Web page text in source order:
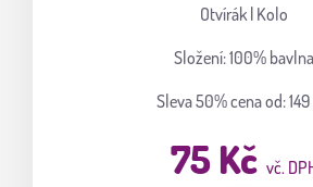
Otvírák | Kolo
Složení: 100% bavlna
Sleva 50%cena od:
75 Kč vč.